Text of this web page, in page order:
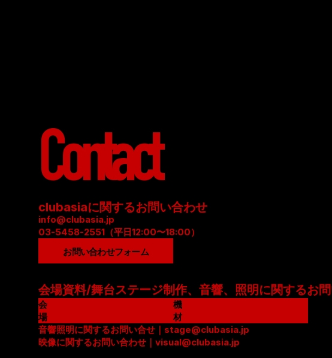
Contact
clubasiaに関するお問い合わせ
info@clubasia.jp
03-5458-2551（平日12:00〜18:00）
お問い合わせフォーム
会場資料/舞台ステージ制作、音響、照明に関するお
会
場
資
料
機
材
リ
ス
音響照明に関するお問い合せ｜stage@clubasia.jp
映像に関するお問い合わせ｜visual@clubasia.jp